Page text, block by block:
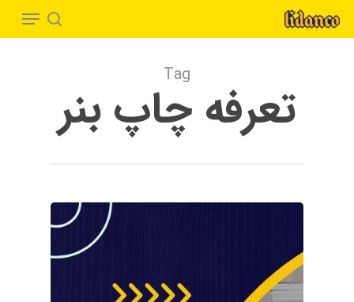
search
Menu
Tag
تعرفه چاپ بنر